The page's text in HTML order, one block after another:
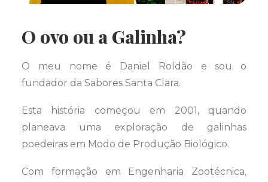
O ovo ou a Galinha?
O meu nome é Daniel Roldão e sou o
fundador da Sabores Santa Clara.
Esta história começou em 2001, quando
planeava uma exploração de galinhas
poedeiras em Modo de Produção Biológico.
Com formação em Engenharia Zootécnica,